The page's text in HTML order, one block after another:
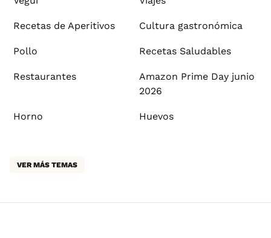
Recetas de Aperitivos Cultura gastronómica
Pollo Recetas Saludables
Restaurantes
Amazon Prime Day junio
2026
Horno Huevos
VER MÁS TEMAS